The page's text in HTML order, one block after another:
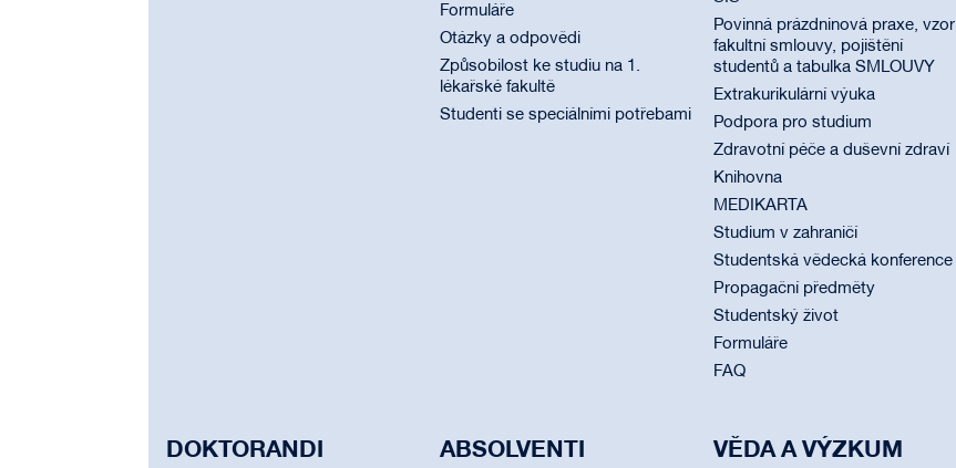
Formuláře
Otázky a odpovědi
Způsobilost ke studiu na 1.
lékařské fakultě
Studenti se speciálními potřebami
Povinná prázdninová praxe, vzor
fakultní smlouvy, pojištění
studentů a tabulka SMLOUVY
Extrakurikulární výuka
Podpora pro studium
Zdravotní péče a duševní zdraví
Knihovna
MEDIKARTA
Studium v zahraničí
Studentská vědecká konference
Propagační předměty
Studentský život
Formuláře
FAQ
DOKTORANDI ABSOLVENTI VĚDA A VÝZKUM